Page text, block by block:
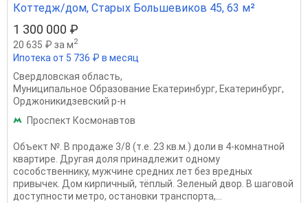
Коттедж/дом, Старых Большевиков 45, 63 м²
1 300 000 ₽
20 635 ₽ за м2
Ипотека от 5 736 ₽ в месяц
Свердловская область,
Муниципальное Образование Екатеринбург, Екатеринбург,
Орджоникидзевский р-н
Проспект Космонавтов
Объект №. В продаже 3/8 (т.е. 23 кв.м.) доли в 4-комнатной
квартире. Другая доля принадлежит одному
сособственнику, мужчине средних лет без вредных
привычек. Дом кирпичный, тёплый. Зеленый двор. В шаговой
доступности метро, остановки транспорта,...